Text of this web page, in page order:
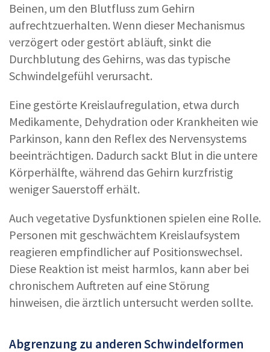
Beinen, um den Blutfluss zum Gehirn
aufrechtzuerhalten. Wenn dieser Mechanismus
verzögert oder gestört abläuft, sinkt die
Durchblutung des Gehirns, was das typische
Schwindelgefühl verursacht.
Eine gestörte Kreislaufregulation, etwa durch
Medikamente, Dehydration oder Krankheiten wie
Parkinson, kann den Reflex des Nervensystems
beeinträchtigen. Dadurch sackt Blut in die untere
Körperhälfte, während das Gehirn kurzfristig
weniger Sauerstoff erhält.
Auch vegetative Dysfunktionen spielen eine Rolle.
Personen mit geschwächtem Kreislaufsystem
reagieren empfindlicher auf Positionswechsel.
Diese Reaktion ist meist harmlos, kann aber bei
chronischem Auftreten auf eine Störung
hinweisen, die ärztlich untersucht werden sollte.
Abgrenzung zu anderen Schwindelformen